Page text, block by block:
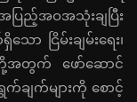
ည့်အဝအသုံးချပြီး
ငြိမ်းချမ်းရေး၊
တို့အတွက် ဖော်ဆောင်
ချက်များကို စောင့်